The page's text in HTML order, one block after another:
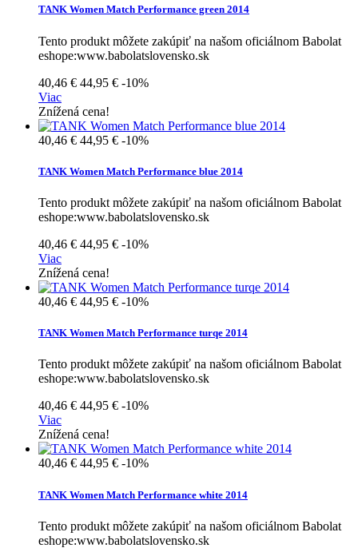
TANK Women Match Performance green 2014
Tento produkt môžete zakúpiť na našom oficiálnom Babolat
eshope:www.babolatslovensko.sk
40,46 € 44,95 € -10%
Viac
Znížená cena!
40,46 € 44,95 € -10%
TANK Women Match Performance blue 2014
Tento produkt môžete zakúpiť na našom oficiálnom Babolat
eshope:www.babolatslovensko.sk
40,46 € 44,95 € -10%
Viac
Znížená cena!
40,46 € 44,95 € -10%
TANK Women Match Performance turqe 2014
Tento produkt môžete zakúpiť na našom oficiálnom Babolat
eshope:www.babolatslovensko.sk
40,46 € 44,95 € -10%
Viac
Znížená cena!
40,46 € 44,95 € -10%
TANK Women Match Performance white 2014
Tento produkt môžete zakúpiť na našom oficiálnom Babolat
eshope:www.babolatslovensko.sk